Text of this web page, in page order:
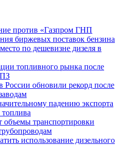
против «Газпром ГНП
биржевых поставок бензина
по дешевизне дизеля в
топливного рынка после
обновили рекорд после
падению экспорта
топлива
объемы транспортировки
использование дизельного